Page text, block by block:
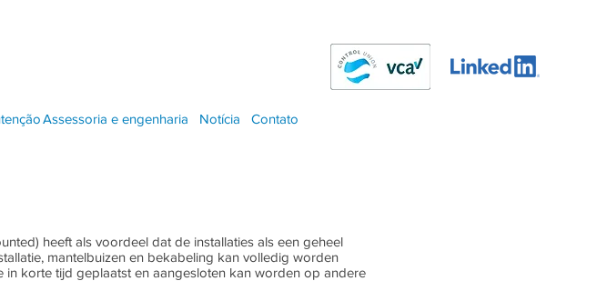
Assessoria e engenharia Notícia Contato
heeft als voordeel dat de installaties als een geheel
mantelbuizen en bekabeling kan volledig worden
korte tijd geplaatst en aangesloten kan worden op andere